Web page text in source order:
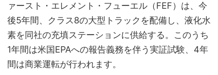
ァースト・エレメント・フューエル（FEF）は、今
後5年間、クラス8の大型トラックを配備し、液化水
素を同社の充填ステーションに供給する。このうち
1年間は米国EPAへの報告義務を伴う実証試験、4年
間は商業運転が行われます。